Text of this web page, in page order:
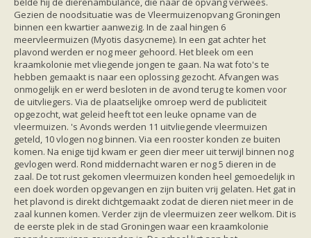
Regionale of provinciale werkgroepen
Jeugd
Internationaal
Landelijke natuurverenigingen
Ik wil graag mee op vleermuisexcursie
Vleermuizen in de tuin
Aankondiging activiteiten
Ik ben op zoek naar een detector
Ecologie en soorten
Hoe vleermuizen leven
Voedsel en jagen
Verblijfplaatsen
Echolocatie
Soorten
Baardvleermuis
Bechsteins vleermuis
Bosvleermuis
Brandt's vleermuis
Bruine of gewone grootoorvleermuis
Gezien de noodsituatie was de Vleermuizenopvang Groningen
binnen een kwartier aanwezig. In de zaal hingen 6
meervleermuizen (Myotis dasycneme). In een gat achter het
plavond werden er nog meer gehoord. Het bleek om een
kraamkolonie met vliegende jongen te gaan. Na wat foto's te
hebben gemaakt is naar een oplossing gezocht. Afvangen was
onmogelijk en er werd besloten in de avond terug te komen voor
de uitvliegers. Via de plaatselijke omroep werd de publiciteit
opgezocht, wat geleid heeft tot een leuke opname van de
vleermuizen. 's Avonds werden 11 uitvliegende vleermuizen
geteld, 10 vlogen nog binnen. Via een rooster konden ze buiten
komen. Na enige tijd kwam er geen dier meer uit terwijl binnen nog
gevlogen werd. Rond middernacht waren er nog 5 dieren in de
zaal. De tot rust gekomen vleermuizen konden heel gemoedelijk in
een doek worden opgevangen en zijn buiten vrij gelaten. Het gat in
het plavond is direkt dichtgemaakt zodat de dieren niet meer in de
zaal kunnen komen. Verder zijn de vleermuizen zeer welkom. Dit is
de eerste plek in de stad Groningen waar een kraamkolonie